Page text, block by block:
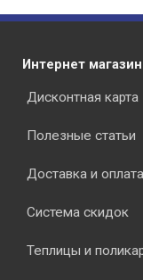
Интернет магазин
Дисконтная карта
Полезные статьи
Доставка и оплата
Система скидок
Теплицы и